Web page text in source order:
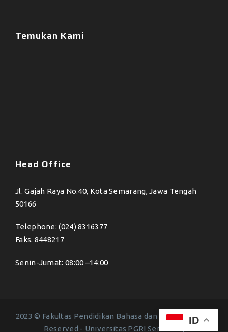
Temukan Kami
Head Office
Jl. Gajah Raya No.40, Kota Semarang, Jawa Tengah
50166
Telephone: (024) 8316377
Faks. 8448217
Senin-Jumat: 08:00 –14:00
2023 © Fakultas Pendidikan Bahasa dan Seni - All Right
Reserved - Universitas PGRI Semarang
ID